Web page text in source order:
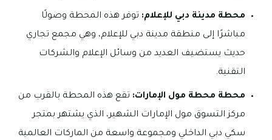
محطة مدينة دبي للإعلام: توفر هذه المحطة وصولًا
مباشرًا إلى منطقة مدينة دبي للإعلام، وهي مجمع تجاري
حديث يستضيف العديد من وسائل الإعلام والشركات
التقنية.
محطة محطة مول الإمارات: تقع هذه المحطة بالقرب من
مركز التسوق مول الإمارات الشهير، الذي يشتهر بمتجر
سكي دبي الداخلي ومجموعة واسعة من الماركات العالمية